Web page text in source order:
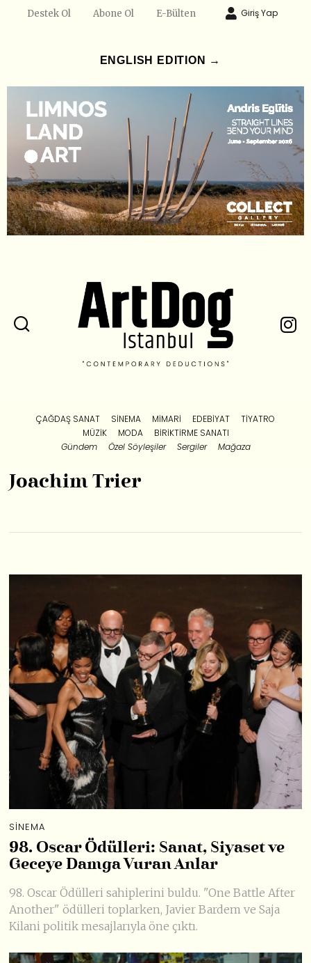
Destek Ol Abone Ol E-Bülten Giriş Yap
ENGLISH EDITION →
ÇAĞDAŞ SANAT SINEMA MIMARI EDEBIYAT
TIYATRO
MÜZIK
MODA
BIRIKTIRME SANATI
Gündem
Özel Söyleşiler Sergiler Mağaza
Joachim Trier
SINEMA
98. Oscar Ödülleri: Sanat, Siyaset ve
Geceye Damga Vuran Anlar
98. Oscar Ödülleri sahiplerini buldu. "One Battle After
Another" ödülleri toplarken, Javier Bardem ve Saja
Kilani politik mesajlarıyla öne çıktı.